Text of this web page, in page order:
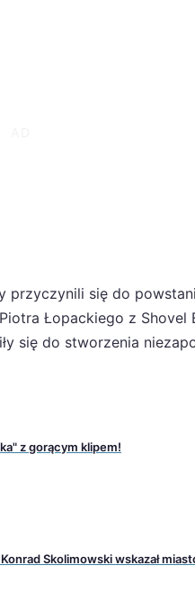
się do
Łopackiego z Shovel
się do stworzenia
z gorącym klipem!
Skolimowski wskazał